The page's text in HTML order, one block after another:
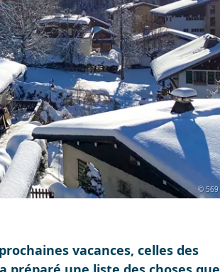
© 569
vacances, celles des